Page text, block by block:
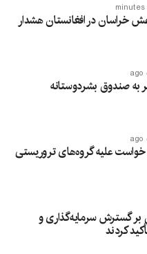
خراسان در افغانستان هشدار
دالر به صندوق بشردوستانه
خواست علیه گروه‌های تروریستی
بر گسترش سرمایه‌گذاری و
کردند